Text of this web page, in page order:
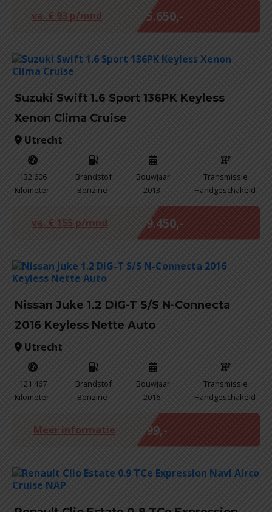
va. € 93 p/mnd € 5.650,-
Suzuki Swift 1.6 Sport 136PK Keyless
Xenon Clima Cruise
Utrecht
132.606
Kilometer
Brandstof
Benzine
Bouwjaar
2013
Transmissie
Handgeschakeld
va. € 155 p/mnd € 9.450,-
Nissan Juke 1.2 DIG-T S/S N-Connecta
2016 Keyless Nette Auto
Utrecht
121.467
Kilometer
Brandstof
Benzine
Bouwjaar
2016
Transmissie
Handgeschakeld
Meer informatie € 99,-